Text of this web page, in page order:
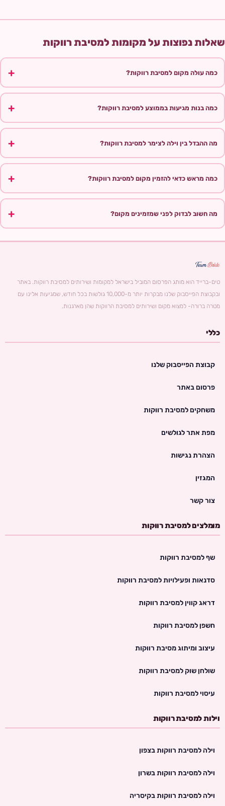
שאלות נפוצות על מקומות למסיבת רווקות
כמה עולה מקום למסיבת רווקות?
כמה בנות מגיעות בממוצע למסיבת רווקות?
מה ההבדל בין וילה לצימר למסיבת רווקות?
כמה מראש כדאי להזמין מקום למסיבת רווקות?
מה חשוב לבדוק לפני שמזמינים מקום?
טים-ברייד הוא מותג הפרסום המוביל בישראל למקומות ושירותים למסיבת רווקות. באתר
ובקבוצת הפייסבוק שלנו מבקרות יותר מ-10,000 גולשות בכל חודש, שמגיעות אלינו עם
מטרה ברורה- למצוא מקום ושירותים למסיבת הרווקות שהן מארגנות.
כללי
קבוצת הפייסבוק שלנו
פרסום באתר
משחקים למסיבת רווקות
מפת אתר לגולשים
הצהרת נגישות
המגזין
צור קשר
מומלצים למסיבת רווקות
שף למסיבת רווקות
סדנאות ופעילויות למסיבת רווקות
דראג קווין למסיבת רווקות
חשפן למסיבת רווקות
עיצוב ומיתוג מסיבת רווקות
שולחן שוק למסיבת רווקות
עיסוי למסיבת רווקות
וילות למסיבת רווקות
וילה למסיבת רווקות בצפון
וילה למסיבת רווקות בשרון
וילה למסיבת רווקות בקיסריה